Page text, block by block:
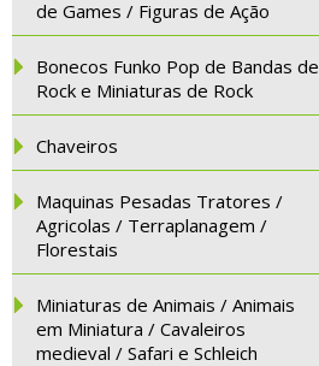
de Games / Figuras de Ação
Bonecos Funko Pop de Bandas de
Rock e Miniaturas de Rock
Chaveiros
Maquinas Pesadas Tratores /
Agricolas / Terraplanagem /
Florestais
Miniaturas de Animais / Animais
em Miniatura / Cavaleiros
medieval / Safari e Schleich